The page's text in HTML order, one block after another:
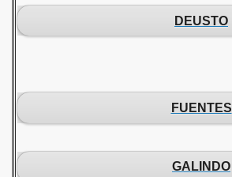
DEUSTO
FUENTES
GALINDO